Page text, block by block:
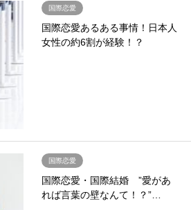
国際恋愛
国際恋愛あるある事情！日本人
女性の約6割が経験！？
国際恋愛
国際恋愛・国際結婚 ”愛があ
れば言葉の壁なんて！？”…